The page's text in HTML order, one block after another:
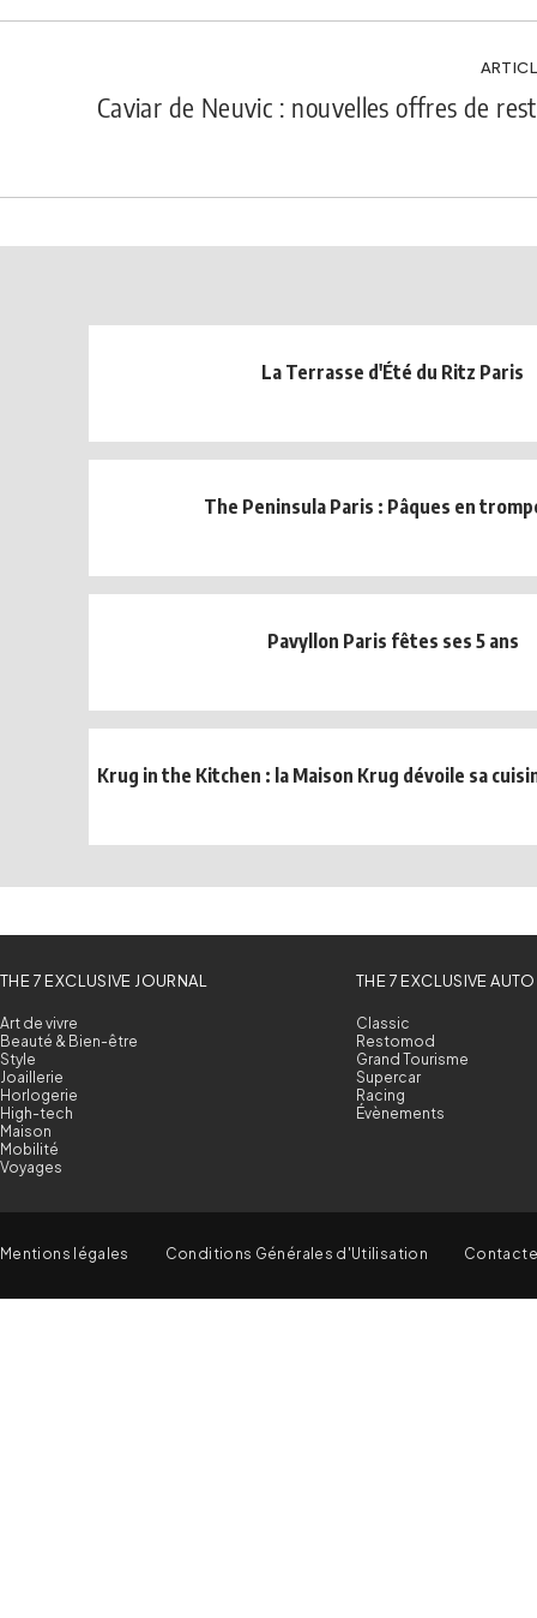
Caviar de Neuvic : nouvelles offres de
La Terrasse d'Été du Ritz Paris
The Peninsula Paris : Pâques en
Pavyllon Paris fêtes ses 5 ans
Krug in the Kitchen : la Maison Krug dévoile sa
THE 7 EXCLUSIVE JOURNAL
Art de vivre
Beauté & Bien-être
Style
Joaillerie
Horlogerie
High-tech
Maison
Mobilité
Voyages
THE 7 EXCLUSIVE AUTO
Classic
Restomod
Grand Tourisme
Supercar
Racing
Évènements
Mentions légales Conditions Générales d'Utilisation